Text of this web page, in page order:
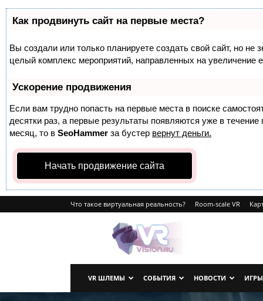
Как продвинуть сайт на первые места?
Вы создали или только планируете создать свой сайт, но не
целый комплекс мероприятий, направленных на увеличение
Ускорение продвижения
Если вам трудно попасть на первые места в поиске
десятки раз, а первые результаты появляются уже в
месяц, то в SeoHammer за бустер вернут деньги.
Начать продвижение сайта
Что такое виртуальная реальность? Room-scale VR
VRvision.ru
VR ШЛЕМЫ СОБЫТИЯ НОВОСТИ ИГРЫ